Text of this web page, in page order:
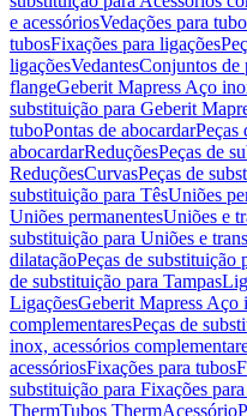
e acessóriosVedações para
tubosFixações para ligações
ligaçõesVedantesConjuntos de
flangeGeberit Mapress Aço
substituição para Geberit
tuboPontas de abocardarPeças
abocardarReduçõesPeças de
ReduçõesCurvasPeças de
substituição para TêsUniões
Uniões permanentesUniões e
substituição para Uniões e
dilataçãoPeças de substituição
de substituição para Tampas
LigaçõesGeberit Mapress Aço
complementaresPeças de
inox, acessórios
acessóriosFixações para tubos
substituição para Fixações
ThermTubos ThermAcessório